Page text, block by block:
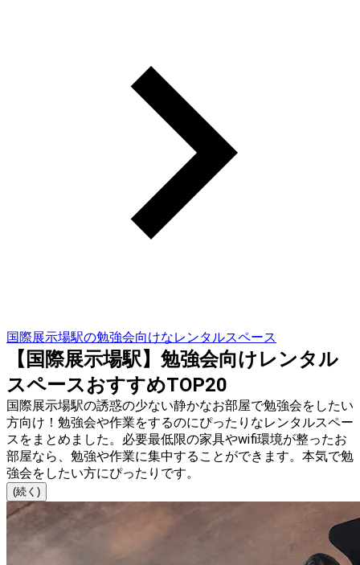
国際展示場駅の勉強会向けなレンタルスペース
【国際展示場駅】勉強会向けレンタル
スペースおすすめTOP20
国際展示場駅の誘惑の少ない静かなお部屋で勉強会をしたい
方向け！勉強会や作業をするのにぴったりなレンタルスペー
スをまとめました。必要最低限の家具やwifi環境が整ったお
部屋なら、勉強や作業に集中することができます。本気で勉
強会をしたい方にぴったりです。
(続く)